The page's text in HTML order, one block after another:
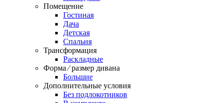
Помещение
Гостиная
Дача
Детская
Спальня
Трансформация
Раскладные
Форма ⁄ размер дивана
Большие
Дополнительные условия
Без подлокотников